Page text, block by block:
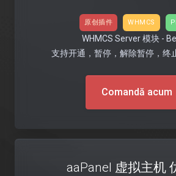
原创插件 WHMCS
WHMCS Server 模块 -
支持开通，暂停，解除暂停，终
Comandă acum
aaPanel 虚拟主机